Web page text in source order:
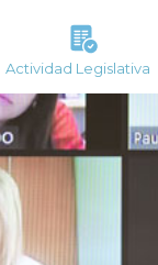
Actividad Legislativa